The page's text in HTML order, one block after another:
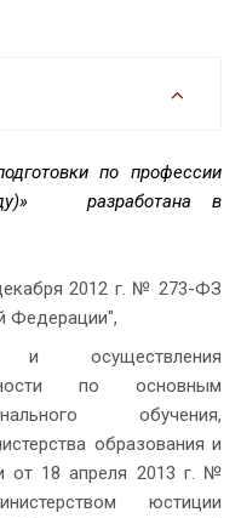
по профессии
разработана в
2012 г. № 273-ФЗ
Федерации",
и осуществления
по основным
обучения,
образования и
от 18 апреля 2013 г. №
юстиции